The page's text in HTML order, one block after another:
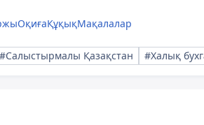
ОқиғаҚұқықМақалалар
#Салыстырмалы Қазақстан #Халық